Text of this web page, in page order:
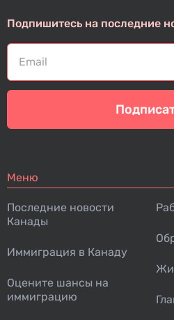
Подпишитесь на последние
Меню
Последние новости
Канады
Иммиграция в Канаду
Оцените шансы на
иммиграцию